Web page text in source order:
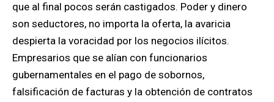
que al final pocos serán castigados. Poder y dinero
son seductores, no importa la oferta, la avaricia
despierta la voracidad por los negocios ilícitos.
Empresarios que se alían con funcionarios
gubernamentales en el pago de sobornos,
falsificación de facturas y la obtención de contratos